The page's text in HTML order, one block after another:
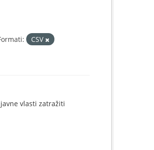
CSV
vlasti zatražiti